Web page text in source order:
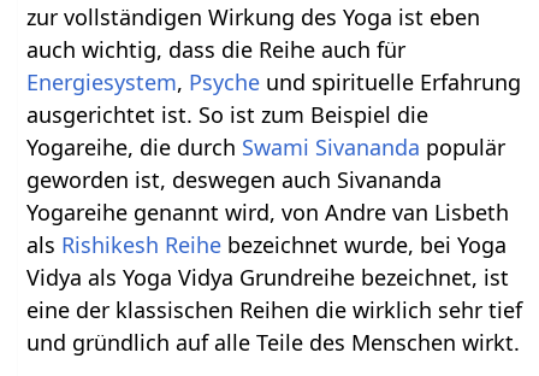
zur vollständigen Wirkung des Yoga ist eben
auch wichtig, dass die Reihe auch für
Energiesystem, Psyche und spirituelle Erfahrung
ausgerichtet ist. So ist zum Beispiel die
Yogareihe, die durch Swami Sivananda populär
geworden ist, deswegen auch Sivananda
Yogareihe genannt wird, von Andre van Lisbeth
als Rishikesh Reihe bezeichnet wurde, bei Yoga
Vidya als Yoga Vidya Grundreihe bezeichnet, ist
eine der klassischen Reihen die wirklich sehr tief
und gründlich auf alle Teile des Menschen wirkt.